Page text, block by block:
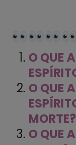
O QUE
O QUE
MORTE?
O QUE